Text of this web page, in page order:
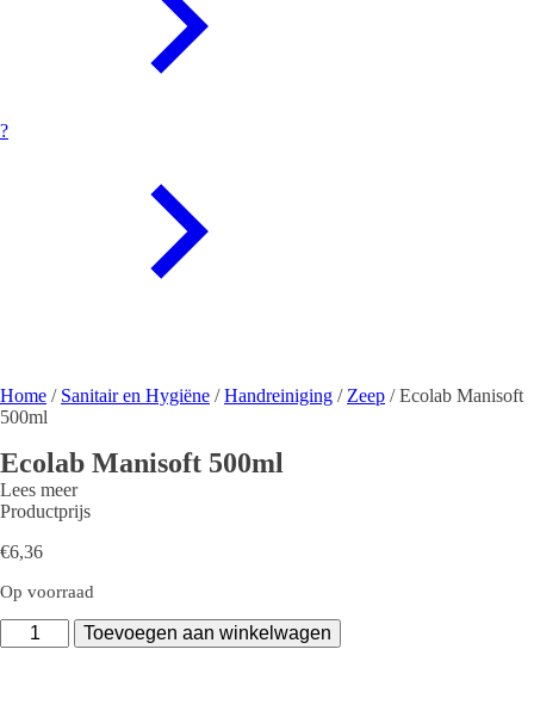
?
Home / Sanitair en Hygiëne /Handreiniging / Zeep / Ecolab Manisoft
500ml
Ecolab Manisoft 500ml
Lees meer
Productprijs
€6,36
Op voorraad
Ecolab
Manisoft
Toevoegen aan winkelwagen